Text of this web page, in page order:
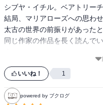
シブヤ・イチル。ベアトリー
結局、マリアローズへの思わ
太古の世界の前振りがあった
同じ作家の作品を長く読んで
ですが、まだ読み続けている
ということでしょう。
いいね！ 1
powered by ブクログ